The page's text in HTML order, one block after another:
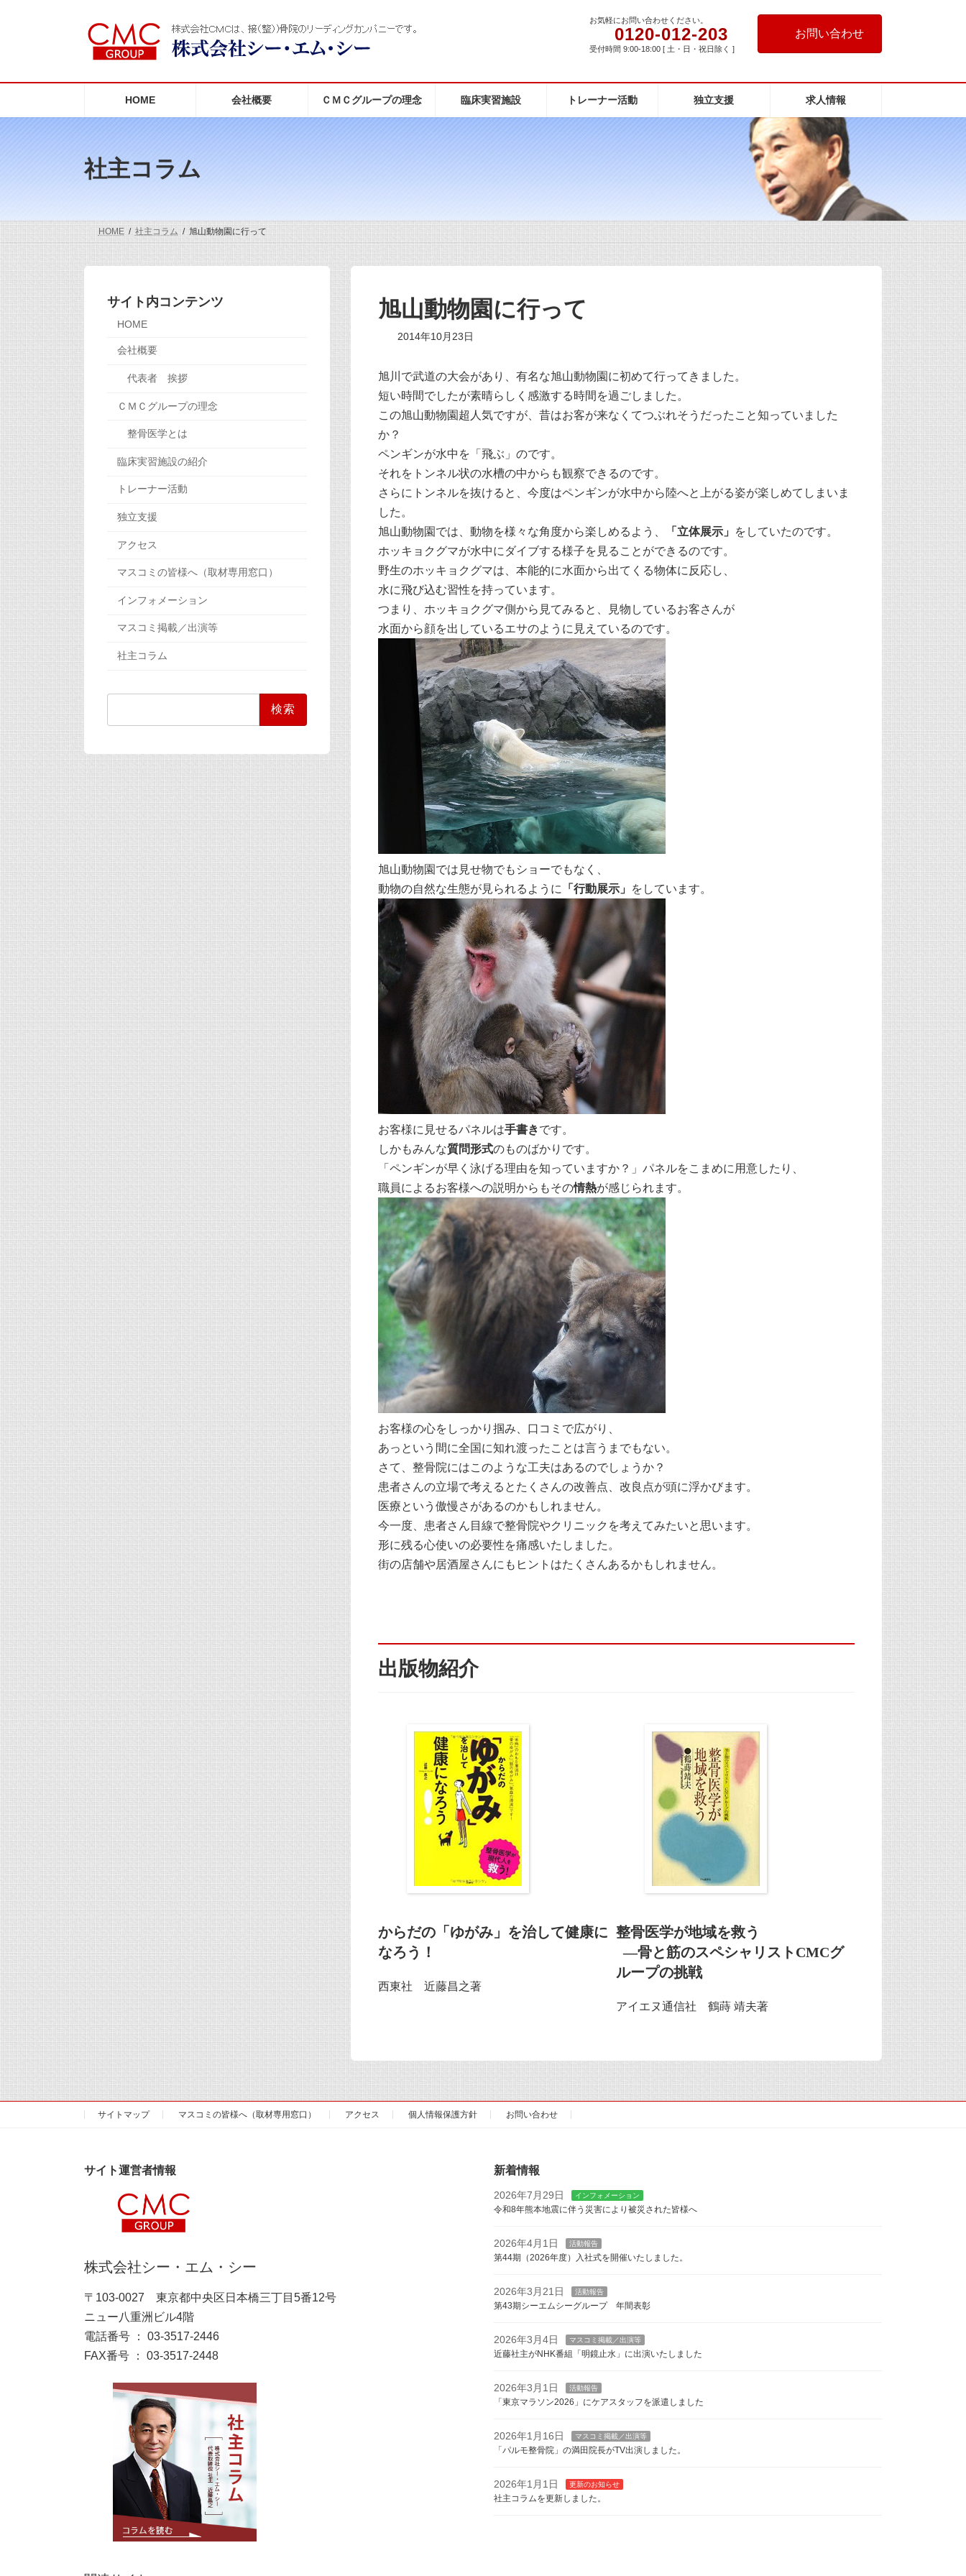
へ
ョ
お気軽にお問い合わせください。
0120-012-203
受付時間 9:00-18:00 [ 土・日・祝日除く ]
お問い合わせ
HOME 会社概要 ＣＭＣグループの理念 臨床実習施設 トレーナー活動 独立支援 求人情報
社主コラム
HOME 社主コラム 旭山動物園に行って
旭山動物園に行って
2014年10月23日
旭川で武道の大会があり、有名な旭山動物園に初めて行ってきました。
短い時間でしたが素晴らしく感激する時間を過ごしました。
この旭山動物園超人気ですが、昔はお客が来なくてつぶれそうだったこと知っていました
か？
ペンギンが水中を「飛ぶ」のです。
それをトンネル状の水槽の中からも観察できるのです。
さらにトンネルを抜けると、今度はペンギンが水中から陸へと上がる姿が楽しめてしまいま
した。
旭山動物園では、動物を様々な角度から楽しめるよう、
「立体展示」
をしていたのです。
ホッキョクグマが水中にダイブする様子を見ることができるのです。
野生のホッキョクグマは、本能的に水面から出てくる物体に反応し、
水に飛び込む習性を持っています。
つまり、ホッキョクグマ側から見てみると、見物しているお客さんが
水面から顔を出しているエサのように見えているのです。
旭山動物園では見せ物でもショーでもなく、
動物の自然な生態が見られるように
「行動展示」 をしています。
お客様に見せるパネルは手書きです。
しかもみんな質問形式のものばかりです。
「ペンギンが早く泳げる理由を知っていますか？」パネルをこまめに用意したり、
職員によるお客様への説明からもその情熱が感じられます。
お客様の心をしっかり掴み、口コミで広がり、
あっという間に全国に知れ渡ったことは言うまでもない。
さて、整骨院にはこのような工夫はあるのでしょうか？
患者さんの立場で考えるとたくさんの改善点、改良点が頭に浮かびます。
医療という傲慢さがあるのかもしれません。
今一度、患者さん目線で整骨院やクリニックを考えてみたいと思います。
形に残る心使いの必要性を痛感いたしました。
街の店舗や居酒屋さんにもヒントはたくさんあるかもしれません。
出版物紹介
からだの「ゆがみ」を治して健康に
なろう！
西東社 近藤昌之著
整骨医学が地域を救う
―骨と筋のスペシャリストCMCグ
ループの挑戦
アイエヌ通信社 鶴蒔 靖夫著
サイト内コンテンツ
HOME
会社概要
代表者 挨拶
ＣＭＣグループの理念
整骨医学とは
臨床実習施設の紹介
トレーナー活動
独立支援
アクセス
マスコミの皆様へ（取材専用窓口）
インフォメーション
マスコミ掲載／出演等
社主コラム
サイトマップ マスコミの皆様へ（取材専用窓口） アクセス 個人情報保護方針 お問い合わせ
サイト運営者情報
株式会社シー・エム・シー
〒103-0027 東京都中央区日本橋三丁目5番12号
ニュー八重洲ビル4階
電話番号 ： 03-3517-2446
FAX番号 ： 03-3517-2448
新着情報
2026年7月29日 インフォメーション
令和8年熊本地震に伴う災害により被災された皆様へ
2026年4月1日 活動報告
第44期（2026年度）入社式を開催いたしました。
2026年3月21日 活動報告
第43期シーエムシーグループ 年間表彰
2026年3月4日 マスコミ掲載／出演等
近藤社主がNHK番組「明鏡止水」に出演いたしました
2026年3月1日 活動報告
「東京マラソン2026」にケアスタッフを派遣しました
2026年1月16日 マスコミ掲載／出演等
「パルモ整骨院」の満田院長がTV出演しました。
2026年1月1日 更新のお知らせ
社主コラムを更新しました。